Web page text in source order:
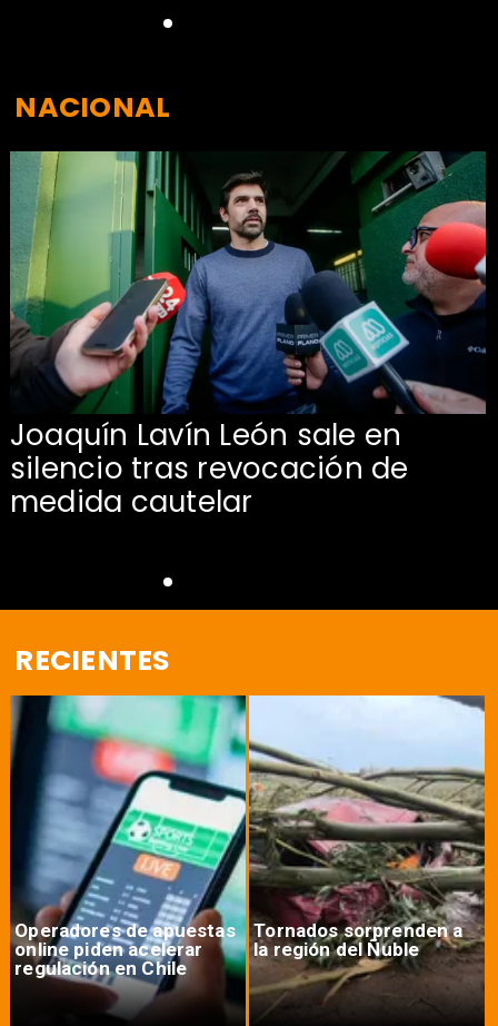
Joaquín Lavín León sale en
silencio tras revocación de
medida cautelar
NACIONAL
RECIENTES
Operadores de apuestas
online piden acelerar
regulación en Chile
Tornados sorprenden a
la región del Ñuble